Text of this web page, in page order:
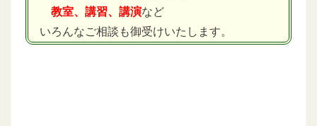
教室、講習、講演など
いろんなご相談も御受けいたします。